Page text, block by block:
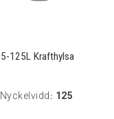
5-125L Krafthylsa
Nyckelvidd : 125